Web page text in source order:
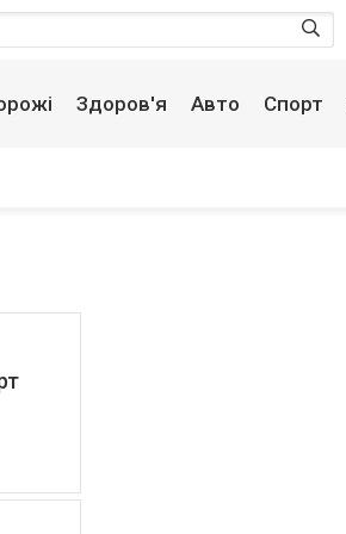
Здоров'я Авто Спорт